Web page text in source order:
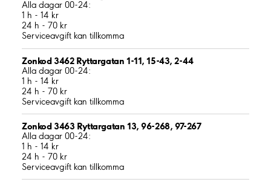
Alla dagar 00-24:
1 h - 14 kr
24 h - 70 kr
Serviceavgift kan tillkomma
Zonkod 3462 Ryttargatan 1-11, 15-43, 2-44
Alla dagar 00-24:
1 h - 14 kr
24 h - 70 kr
Serviceavgift kan tillkomma
Zonkod 3463 Ryttargatan 13, 96-268, 97-267
Alla dagar 00-24:
1 h - 14 kr
24 h - 70 kr
Serviceavgift kan tillkomma